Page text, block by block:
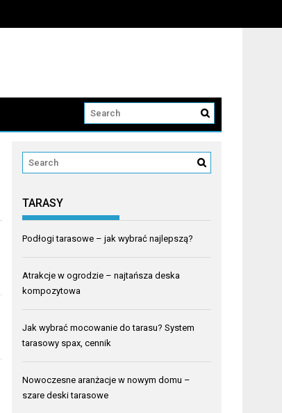
TARASY
Podłogi tarasowe – jak wybrać najlepszą?
Atrakcje w ogrodzie – najtańsza deska
kompozytowa
Jak wybrać mocowanie do tarasu? System
tarasowy spax, cennik
Nowoczesne aranżacje w nowym domu –
szare deski tarasowe